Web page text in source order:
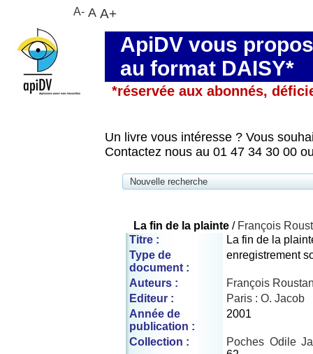
ApiDV vous
au format DAISY*
*réservée aux abonnés,
Un livre vous intéresse ? Vous
Contactez nous au 01 47 34 30 00
Nouvelle recherche
La fin de la plainte / François
Titre :
La fin de la
Type de
document :
enregistrement
Auteurs :
François
Editeur :
Paris : O. Jacob
Année de
publication :
2001
Collection :
Poches Odile
A- A A+